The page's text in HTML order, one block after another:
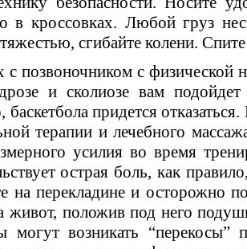
в кроссовках. Любой груз
сгибайте колени.
с позвоночником с
и сколиозе вам
баскетбола придется
терапии и лечебного
усилия во время
острая боль, как
на перекладине и осторожно
положив под него
возникать “перекосы”